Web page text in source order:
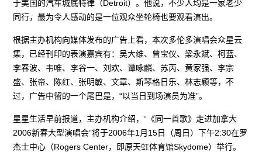
于美国的汽车城底特律（Detroit）。他说，不少人均是一家老少
同行，最为令人感动的是一位观众坐轮椅也要观看演出。
根据主办机构向媒体发布的广告上看，本次多伦多演唱会众星云
集，已经刊印的表演嘉宾有：吴大维、曾宝仪、梁永斌、柯蓝、
李春波、韦唯、李谷一、刘欢、谭咏麟、苏芮、黄家强、李宗
盛、张帝、陈红、张明敏、文章、斯琴格日乐、林志颖等，不
过，广告中留的一个尾巴是，“以当日到场演员为准”。
星星生活早前报道，主办机构介绍，“《同一首歌》走进加拿大
2006新春大型演唱会”将于2006年1月15日（周日）下午2:30在罗
杰士中心（Rogers Center，即原天虹体育馆Skydome）举行。